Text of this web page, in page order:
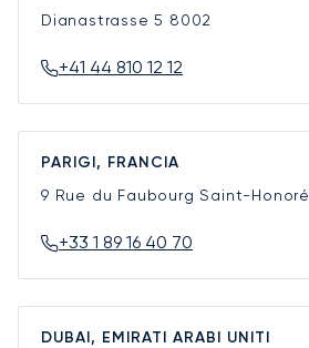
Dianastrasse 5 8002
+41 44 810 12 12
PARIGI, FRANCIA
9 Rue du Faubourg Saint-Honoré
+33 1 89 16 40 70
DUBAI, EMIRATI ARABI UNITI